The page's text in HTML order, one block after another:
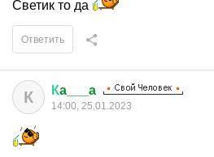
Светик то да
Ответить
К Кa___a
14:00, 25.01.2023